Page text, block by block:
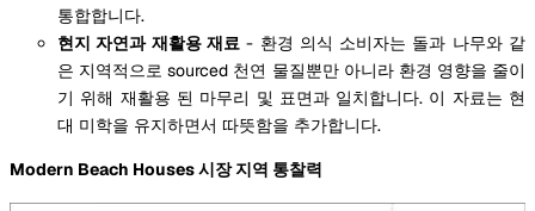
통합합니다.
현지 자연과 재활용 재료 - 환경 의식 소비자는 돌과 나무와 같
은 지역적으로 sourced 천연 물질뿐만 아니라 환경 영향을 줄이
기 위해 재활용 된 마무리 및 표면과 일치합니다. 이 자료는 현
대 미학을 유지하면서 따뜻함을 추가합니다.
Modern Beach Houses 시장 지역 통찰력